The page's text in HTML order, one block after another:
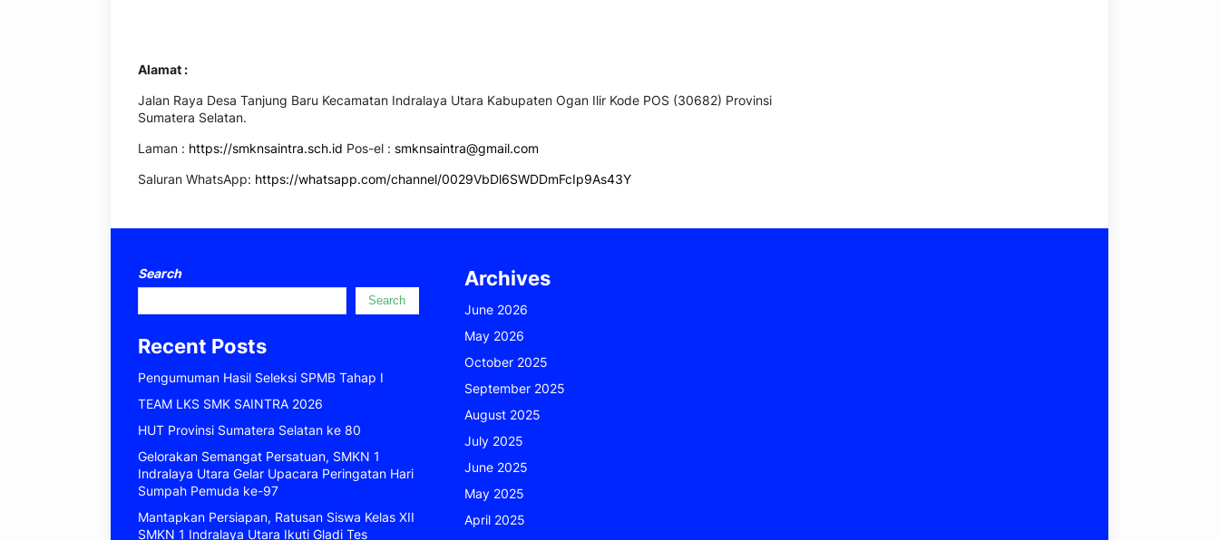
Alamat :
Jalan Raya Desa Tanjung Baru Kecamatan Indralaya Utara Kabupaten Ogan Ilir Kode POS (30682) Provinsi
Sumatera Selatan.
Laman : https://smknsaintra.sch.id Pos-el : smknsaintra@gmail.com
Saluran WhatsApp: https://whatsapp.com/channel/0029VbDl6SWDDmFcIp9As43Y
Search
Search
Recent Posts
Pengumuman Hasil Seleksi SPMB Tahap I
TEAM LKS SMK SAINTRA 2026
HUT Provinsi Sumatera Selatan ke 80
Gelorakan Semangat Persatuan, SMKN 1
Indralaya Utara Gelar Upacara Peringatan Hari
Sumpah Pemuda ke-97
Mantapkan Persiapan, Ratusan Siswa Kelas XII
SMKN 1 Indralaya Utara Ikuti Gladi Tes
Archives
June 2026
May 2026
October 2025
September 2025
August 2025
July 2025
June 2025
May 2025
April 2025